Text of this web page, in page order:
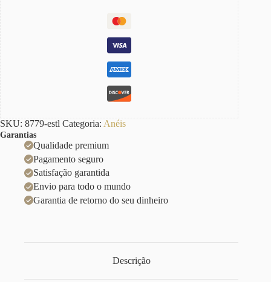
SKU: 8779-estl Categoria: Anéis
Garantias
Qualidade premium
Pagamento seguro
Satisfação garantida
Envio para todo o mundo
Garantia de retorno do seu dinheiro
Descrição